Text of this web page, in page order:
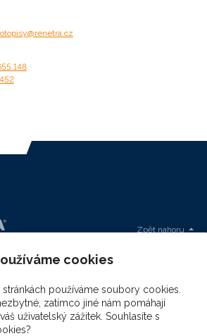
cookies
používáme soubory cookies.
zatímco jiné nám pomáhají
uživatelský zážitek. Souhlasíte s
148
Zpět nahoru
Renetra Group